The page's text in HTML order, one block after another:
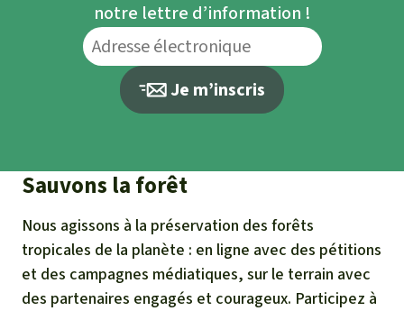
notre lettre d’information !
Je m’inscris
Sauvons la forêt
Nous agissons à la préservation des forêts
tropicales de la planète : en ligne avec des pétitions
et des campagnes médiatiques, sur le terrain avec
des partenaires engagés et courageux. Participez à